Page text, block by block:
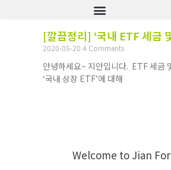
[깔끔정리] ‘국내 ETF 세금
2020-05-20 4 Comments
안녕하세요~ 지안입니다. ETF 세금
‘국내 상장 ETF’에 대해
Welcome to Jian